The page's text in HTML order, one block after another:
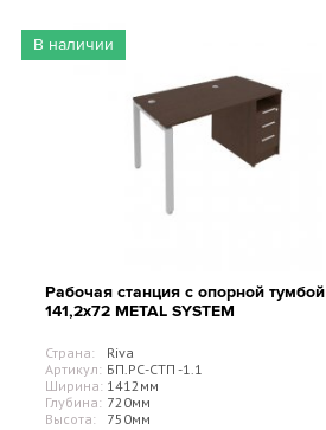
В наличии
Рабочая станция с опорной тумбой
141,2х72 METAL SYSTEM
Страна:
Riva
Артикул: БП.РС-СТП -1.1
Ширина: 1412мм
Глубина: 720мм
Высота:
750мм